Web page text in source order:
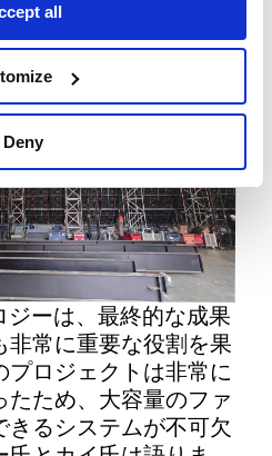
all
Deny
ーは、最終的な成果
非常に重要な役割を果
プロジェクトは非常に
ため、大容量のファ
きるシステムが不可欠